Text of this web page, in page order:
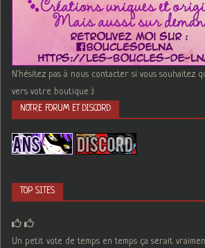
N'hésitez pas à nous contacter si vous souhaitez
vers votre boutique :)
NOTRE FORUM ET DISCORD
TOP SITES
Un petit vote de temps en temps ça serait